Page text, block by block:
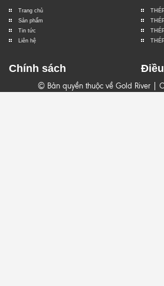
Trang chủ
Sản phẩm
Tin tức
Liên hệ
Chính sách
© Bản quyền thuộc về Gold River |